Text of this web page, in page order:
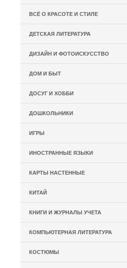
ВСЁ О КРАСОТЕ И СТИЛЕ
ДЕТСКАЯ ЛИТЕРАТУРА
ДИЗАЙН И ФОТОИСКУССТВО
ДОМ И БЫТ
ДОСУГ И ХОББИ
ДОШКОЛЬНИКИ
ИГРЫ
ИНОСТРАННЫЕ ЯЗЫКИ
КАРТЫ НАСТЕННЫЕ
КИТАЙ
КНИГИ И ЖУРНАЛЫ УЧЕТА
КОМПЬЮТЕРНАЯ ЛИТЕРАТУРА
КОСТЮМЫ